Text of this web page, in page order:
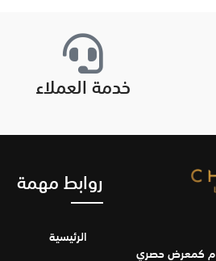
خدمة العملاء
تأسست علامة شاندلير التجارية عام 2020 م كمعرض حصري
روابط مهمة
الرئيسية